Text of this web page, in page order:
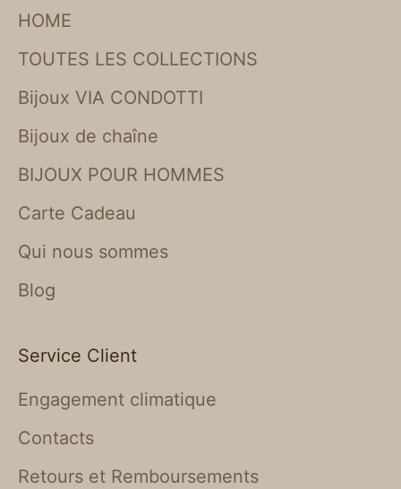
HOME
TOUTES LES COLLECTIONS
Bijoux VIA CONDOTTI
Bijoux de chaîne
BIJOUX POUR HOMMES
Carte Cadeau
Qui nous sommes
Blog
Service Client
Engagement climatique
Contacts
Retours et Remboursements